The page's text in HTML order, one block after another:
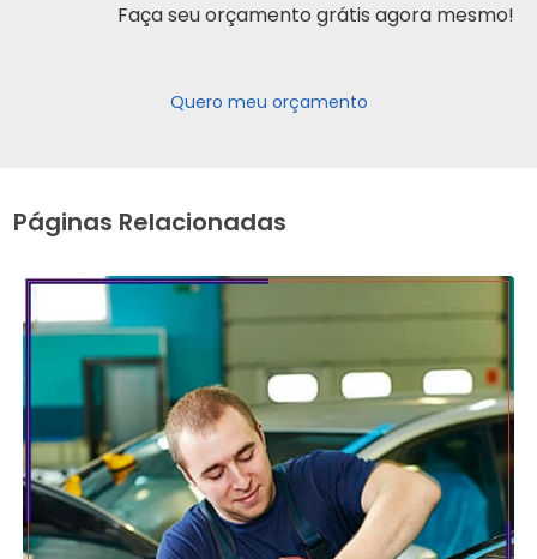
Faça seu orçamento grátis agora mesmo!
Quero meu orçamento
Páginas Relacionadas